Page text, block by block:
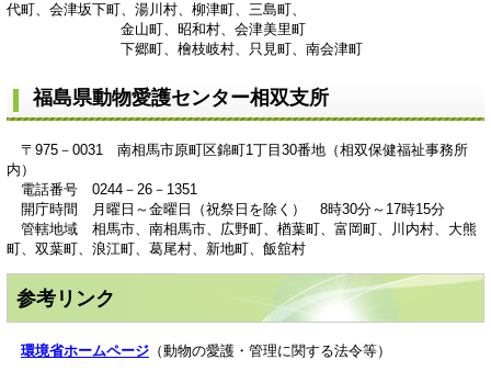
代町、会津坂下町、湯川村、柳津町、三島町、
金山町、昭和村、会津美里町
下郷町、檜枝岐村、只見町、南会津町
福島県動物愛護センター相双支所
〒975－0031 南相馬市原町区錦町1丁目30番地（相双保健福祉事務所
内）
電話番号 0244－26－1351
開庁時間 月曜日～金曜日（祝祭日を除く） 8時30分～17時15分
管轄地域 相馬市、南相馬市、広野町、楢葉町、富岡町、川内村、大熊
町、双葉町、浪江町、葛尾村、新地町、飯舘村
参考リンク
環境省ホームページ （動物の愛護・管理に関する法令等）